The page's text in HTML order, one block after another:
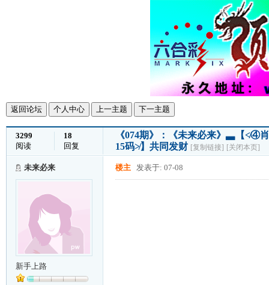
返回论坛 个人中心 上一主题 下一主题
3299
阅读
18
回复
《074期》：《未来必来》▃【≮④
15码≯】共同发财 [复制链接] [关闭本页]
未来必来
新手上路
楼主 发表于: 07-08